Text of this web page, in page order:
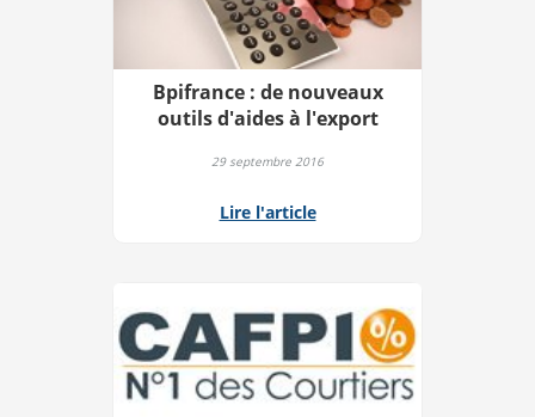
Bpifrance : de nouveaux
outils d'aides à l'export
29 septembre 2016
Lire l'article